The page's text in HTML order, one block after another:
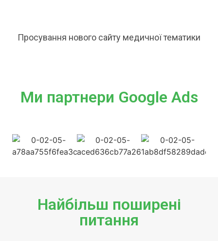
Просування нового сайту медичної тематики
Ми партнери Google Ads
Найбільш поширені
питання